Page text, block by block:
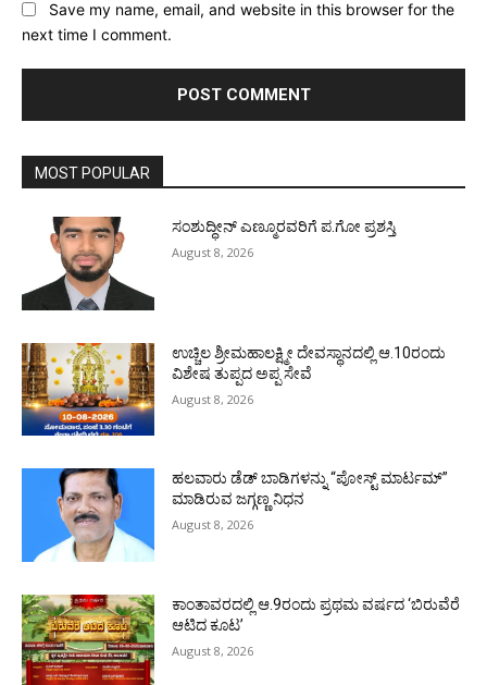
Save my name, email, and website in this browser for the
next time I comment.
MOST POPULAR
ಸಂಶುದ್ಧೀನ್ ಎಣ್ಮೂರವರಿಗೆ ಪ.ಗೋ ಪ್ರಶಸ್ತಿ
August 8, 2026
ಉಚ್ಚಿಲ ಶ್ರೀಮಹಾಲಕ್ಷ್ಮೀ ದೇವಸ್ಥಾನದಲ್ಲಿ ಆ.10ರಂದು
ವಿಶೇಷ ತುಪ್ಪದ ಅಪ್ಪ ಸೇವೆ
August 8, 2026
ಹಲವಾರು ಡೆಡ್ ಬಾಡಿಗಳನ್ನು “ಪೋಸ್ಟ್ ಮಾರ್ಟಮ್”
ಮಾಡಿರುವ ಜಗ್ಗಣ್ಣ ನಿಧನ
August 8, 2026
ಕಾಂತಾವರದಲ್ಲಿ ಆ.9ರಂದು ಪ್ರಥಮ ವರ್ಷದ ‘ಬಿರುವೆರೆ
ಆಟಿದ ಕೂಟ’
August 8, 2026